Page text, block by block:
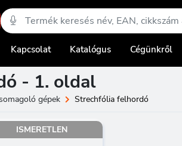
Kapcsolat Katalógus Cégünkről
- 1. oldal
gépek Strechfólia felhordó
ISMERETLEN